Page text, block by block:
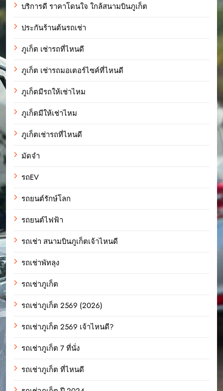
บริการดี ราคาโดนใจ ใกล้สนามบินภูเก็ต
ประกันร้านต้นรถเช่า
ภูเก็ต เช่ารถที่ไหนดี
ภูเก็ต เช่ารถมอเตอร์ไซค์ที่ไหนดี
ภูเก็ตมีรถให้เช่าไหม
ภูเก็ตมีให้เช่าไหม
ภูเก็ตเช่ารถที่ไหนดี
มัดจำ
รถEV
รถยนต์รักษ์โลก
รถยนต์ไฟฟ้า
รถเช่า สนามบินภูเก็ตเจ้าไหนดี
รถเช่าพัทลุง
รถเช่าภูเก็ต
รถเช่าภูเก็ต 2569 (2026)
รถเช่าภูเก็ต 2569 เจ้าไหนดี?
รถเช่าภูเก็ต 7 ที่นั่ง
รถเช่าภูเก็ต ที่ไหนดี